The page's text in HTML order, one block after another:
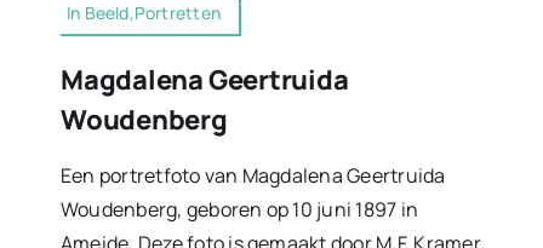
In Beeld,Portretten
Magdalena Geertruida
Woudenberg
Een portretfoto van Magdalena Geertruida
Woudenberg, geboren op 10 juni 1897 in